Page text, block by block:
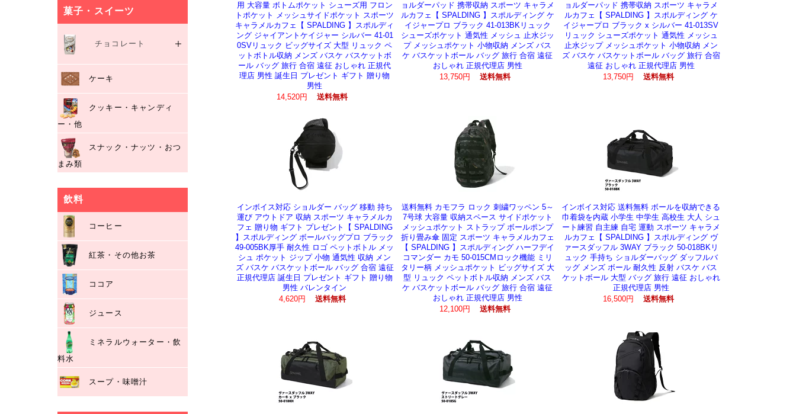
菓子・スイーツ
チョコレート
リンツ/LINDT
マセス/Mathez
ケーキ
クッキー・キャンディ
ー・他
スナック・ナッツ・おつ
まみ類
飲料
コーヒー
紅茶・その他お茶
ココア
ジュース
ミネラルウォーター・飲
料水
スープ・味噌汁
用 大容量 ボトムポケット シューズ用 フロン
トポケット メッシュサイドポケット スポーツ
キャラメルカフェ【 SPALDING 】スポルディ
ング ジャイアントケイジャー シルバー 41-01
0SVリュック ビッグサイズ 大型 リュック ペ
ットボトル収納 メンズ バスケ バスケットボ
ール バッグ 旅行 合宿 遠征 おしゃれ 正規代
理店 男性 誕生日 プレゼント ギフト 贈り物
男性
14,520円
送料無料
ョルダーパッド 携帯収納 スポーツ キャラメ
ルカフェ【 SPALDING 】スポルディング ケ
イジャープロ ブラック 41-013BKリュック
シューズポケット 通気性 メッシュ 止水ジッ
プ メッシュポケット 小物収納 メンズ バス
ケ バスケットボール バッグ 旅行 合宿 遠征
おしゃれ 正規代理店 男性
13,750円
送料無料
ョルダーパッド 携帯収納 スポーツ キャラメ
ルカフェ【 SPALDING 】スポルディング ケ
イジャープロ ブラック x シルバー 41-013SV
リュック シューズポケット 通気性 メッシュ
止水ジップ メッシュポケット 小物収納 メン
ズ バスケ バスケットボール バッグ 旅行 合宿
遠征 おしゃれ 正規代理店 男性
13,750円
送料無料
インボイス対応 ショルダー バッグ 移動 持ち
運び アウトドア 収納 スポーツ キャラメルカ
フェ 贈り物 ギフト プレゼント【 SPALDING
】スポルディング ボールバッグプロ ブラック
49-005BK厚手 耐久性 ロゴ ペットボトル メッ
シュ ポケット ジップ 小物 通気性 収納 メン
ズ バスケ バスケットボール バッグ 合宿 遠征
正規代理店 誕生日 プレゼント ギフト 贈り物
男性 バレンタイン
4,620円
送料無料
送料無料 カモフラ ロック 刺繍ワッペン 5～
7号球 大容量 収納スペース サイドポケット
メッシュポケット ストラップ ボールポンプ
折り畳み傘 固定 スポーツ キャラメルカフェ
【 SPALDING 】スポルディング ハーフデイ
コマンダー カモ 50-015CMロック機能 ミリ
タリー柄 メッシュポケット ビッグサイズ 大
型 リュック ペットボトル収納 メンズ バス
ケ バスケットボール バッグ 旅行 合宿 遠征
おしゃれ 正規代理店 男性
12,100円
送料無料
インボイス対応 送料無料 ボールを収納できる
巾着袋を内蔵 小学生 中学生 高校生 大人 シュ
ート練習 自主練 自宅 運動 スポーツ キャラメ
ルカフェ【 SPALDING 】スポルディング ヴ
ァースダッフル 3WAY ブラック 50-018BKリ
ュック 手持ち ショルダーバッグ ダッフルバ
ッグ メンズ ボール 耐久性 反射 バスケ バス
ケットボール 大型 バッグ 旅行 遠征 おしゃれ
正規代理店 男性
16,500円
送料無料